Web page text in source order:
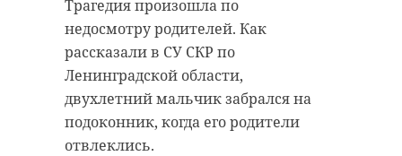
Трагедия произошла по
недосмотру родителей. Как
рассказали в СУ СКР по
Ленинградской области,
двухлетний мальчик забрался на
подоконник, когда его родители
отвлеклись.
экономике.
Сергей Перминов отметил, что на
БРИКС приходится 36,8% мировой
экономики и более 40% мирового
населения. Страны-члены этого
объединения активно
корпуса ЛенВО проверили работу
научно-технического Центра по
сборке беспилотных летательных
аппаратов. Его открыла
Ленинградская область совместно
с военнослужащими.